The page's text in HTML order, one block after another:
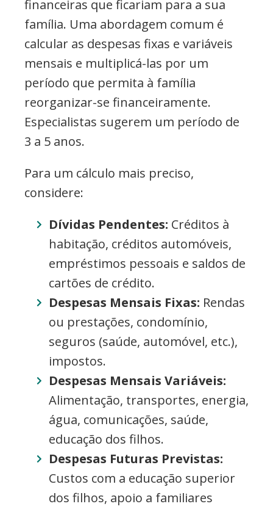
financeiras que ficariam para a sua
família. Uma abordagem comum é
calcular as despesas fixas e variáveis
mensais e multiplicá-las por um
período que permita à família
reorganizar-se financeiramente.
Especialistas sugerem um período de
3 a 5 anos.
Para um cálculo mais preciso,
considere:
Dívidas Pendentes: Créditos à
habitação, créditos automóveis,
empréstimos pessoais e saldos de
cartões de crédito.
Despesas Mensais Fixas: Rendas
ou prestações, condomínio,
seguros (saúde, automóvel, etc.),
impostos.
Despesas Mensais Variáveis:
Alimentação, transportes, energia,
água, comunicações, saúde,
educação dos filhos.
Despesas Futuras Previstas:
Custos com a educação superior
dos filhos, apoio a familiares